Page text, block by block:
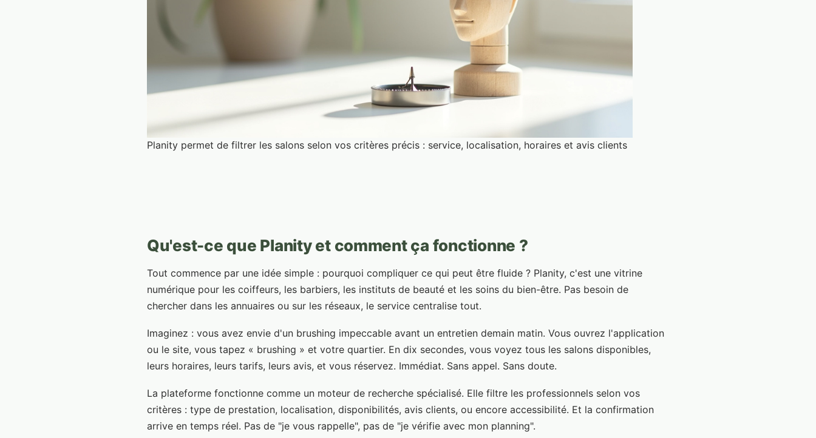
Planity permet de filtrer les salons selon vos critères précis : service, localisation, horaires et avis clients
Qu'est-ce que Planity et comment ça fonctionne ?
Tout commence par une idée simple : pourquoi compliquer ce qui peut être fluide ? Planity, c'est une vitrine
numérique pour les coiffeurs, les barbiers, les instituts de beauté et les soins du bien-être. Pas besoin de
chercher dans les annuaires ou sur les réseaux, le service centralise tout.
Imaginez : vous avez envie d'un brushing impeccable avant un entretien demain matin. Vous ouvrez l'application
ou le site, vous tapez « brushing » et votre quartier. En dix secondes, vous voyez tous les salons disponibles,
leurs horaires, leurs tarifs, leurs avis, et vous réservez. Immédiat. Sans appel. Sans doute.
La plateforme fonctionne comme un moteur de recherche spécialisé. Elle filtre les professionnels selon vos
critères : type de prestation, localisation, disponibilités, avis clients, ou encore accessibilité. Et la confirmation
arrive en temps réel. Pas de "je vous rappelle", pas de "je vérifie avec mon planning".